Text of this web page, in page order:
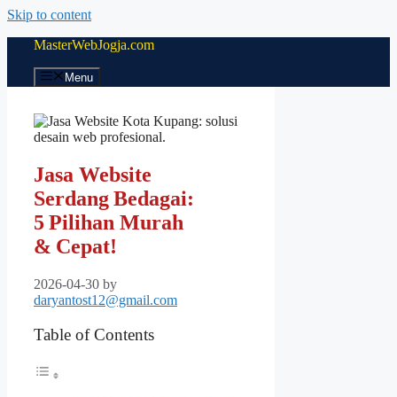
Skip to content
MasterWebJogja.com
Menu
Jasa Website
Serdang Bedagai:
5 Pilihan Murah
& Cepat!
2026-04-30 by
daryantost12@gmail.com
Table of Contents